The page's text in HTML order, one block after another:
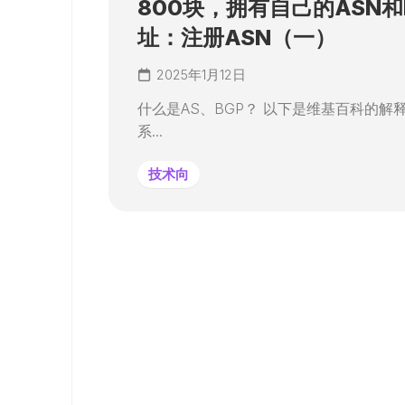
800块，拥有自己的ASN
址：注册ASN（一）
2025年1月12日
什么是AS、BGP？ 以下是维基百科的解
系...
技术向